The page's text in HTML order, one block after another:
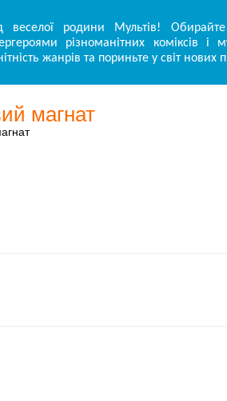
веселої родини Мультів!
різноманітних коміксів і
жанрів та пориньте у світ нових
магнат